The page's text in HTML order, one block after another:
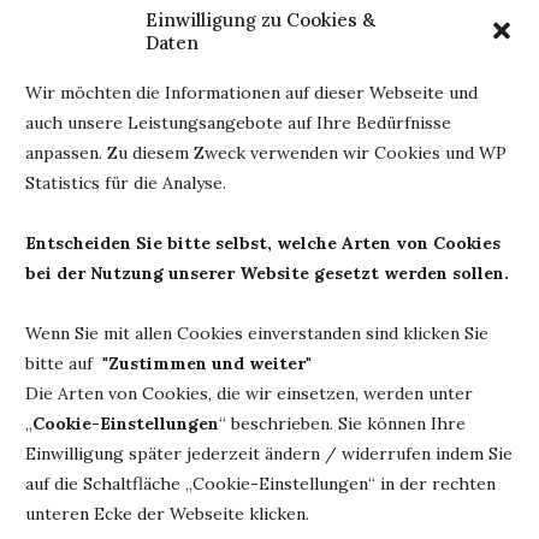
Einwilligung zu Cookies &
Daten
Wir möchten die Informationen auf dieser Webseite und
auch unsere Leistungsangebote auf Ihre Bedürfnisse
anpassen. Zu diesem Zweck verwenden wir Cookies und WP
Statistics für die Analyse.
Entscheiden Sie bitte selbst, welche Arten von Cookies
bei der Nutzung unserer Website gesetzt werden sollen.
Wenn Sie mit allen Cookies einverstanden sind klicken Sie
bitte auf "Zustimmen und weiter"
Die Arten von Cookies, die wir einsetzen, werden unter
„Cookie-Einstellungen“ beschrieben. Sie können Ihre
Einwilligung später jederzeit ändern / widerrufen indem Sie
auf die Schaltfläche „Cookie-Einstellungen“ in der rechten
unteren Ecke der Webseite klicken.
gelesen. Ich liebe es.
auf die Fortsetzung. Ein bisschen muss ich mich aber noch
gedulden.
Titel: Cosy Secrets
Erschienen: 18. Juni 2024
Herausgeber:
Seiten: 480
ISBN: 978-349901490
29. Oktober 2024 0 Kommentar